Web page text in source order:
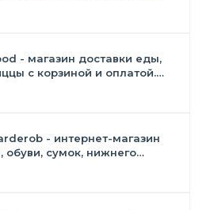
- магазин доставки еды,
с корзиной и оплатой.
- интернет-магазин
сумок, нижнего